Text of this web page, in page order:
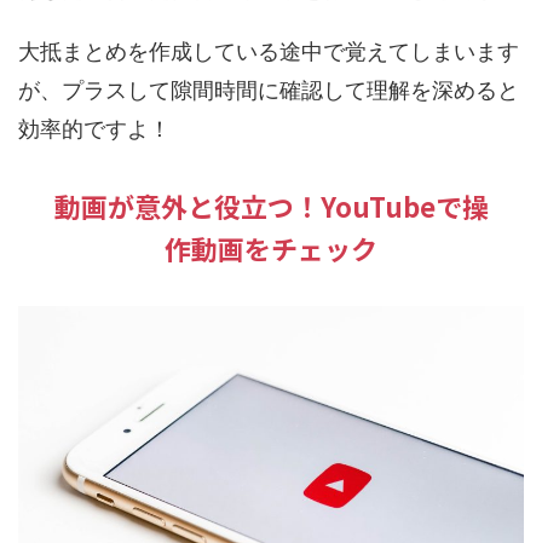
大抵まとめを作成している途中で覚えてしまいます
が、プラスして隙間時間に確認して理解を深めると
効率的ですよ！
動画が意外と役立つ！YouTubeで操
作動画をチェック